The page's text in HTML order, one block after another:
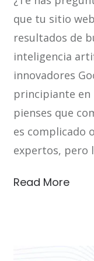
que tu sitio
resultados de
inteligencia
innovadores
principiante en
pienses que
es complicado
expertos, pero
Read More